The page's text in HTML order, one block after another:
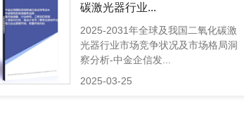
碳激光器行业...
2025-2031年全球及我国二氧化碳激
光器行业市场竞争状况及市场格局洞
察分析-中金企信发...
2025-03-25